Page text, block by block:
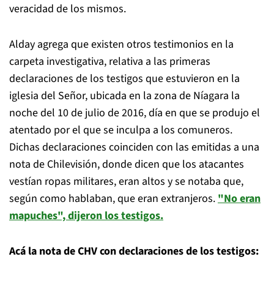
veracidad de los mismos.
Alday agrega que existen otros testimonios en la
carpeta investigativa, relativa a las primeras
declaraciones de los testigos que estuvieron en la
iglesia del Señor, ubicada en la zona de Níagara la
noche del 10 de julio de 2016, día en que se produjo el
atentado por el que se inculpa a los comuneros.
Dichas declaraciones coinciden con las emitidas a una
nota de Chilevisión, donde dicen que los atacantes
vestían ropas militares, eran altos y se notaba que,
según como hablaban, que eran extranjeros. "No eran
mapuches", dijeron los testigos.
Acá la nota de CHV con declaraciones de los testigos: